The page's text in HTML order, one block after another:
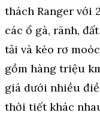
thách Ranger với
các ổ gà, rãnh,
tải và kéo rơ
gồm hàng triệu
giá dưới nhiều
thời tiết khác